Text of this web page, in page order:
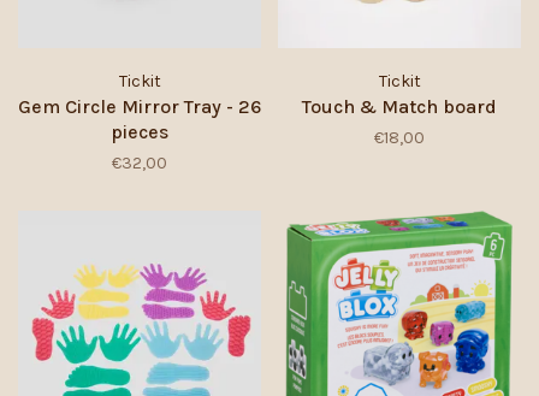
Tickit
Gem Circle Mirror Tray - 26
pieces
€32,00
Tickit
Touch & Match board
€18,00